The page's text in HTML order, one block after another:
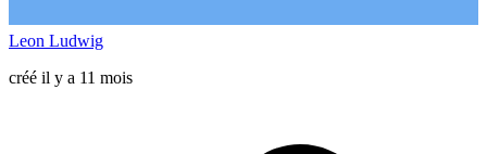
Leon Ludwig
créé il y a 11 mois